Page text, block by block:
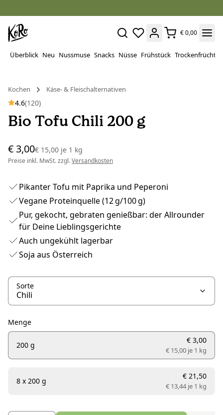
€ 0,00
Überblick Neu Nussmuse Snacks Nüsse Frühstück Trockenfrüchte
Kochen
Käse- & Fleischalternativen
4.6(120)
Bio Tofu Chili 200 g
€ 3,00€ 15,00 je 1 kg
Preise inkl. MwSt. zzgl.Versandkosten
Pikanter Tofu mit Paprika und Peperoni
Vegane Proteinquelle (12 g/100 g)
Pur, gekocht, gebraten genießbar: der Allrounder
für Deine Lieblingsgerichte
Auch ungekühlt lagerbar
Soja aus Österreich
Sorte
Menge
200 g
€ 3,00
€ 15,00 je 1 kg
8 x 200 g
€ 21,50
€ 13,44 je 1 kg